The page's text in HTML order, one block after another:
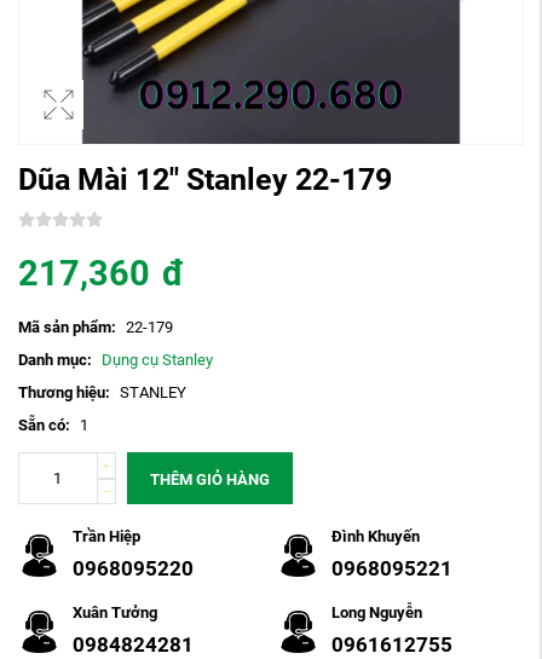
Dũa Mài 12" Stanley 22-179
217,360 đ
Mã sản phẩm: 22-179
Danh mục:
Dụng cụ Stanley
Thương hiệu: STANLEY
Sẵn có:
1
THÊM GIỎ HÀNG
Trần Hiệp
0968095220
Đình Khuyến
0968095221
Xuân Tưởng
0984824281
Long Nguyễn
0961612755